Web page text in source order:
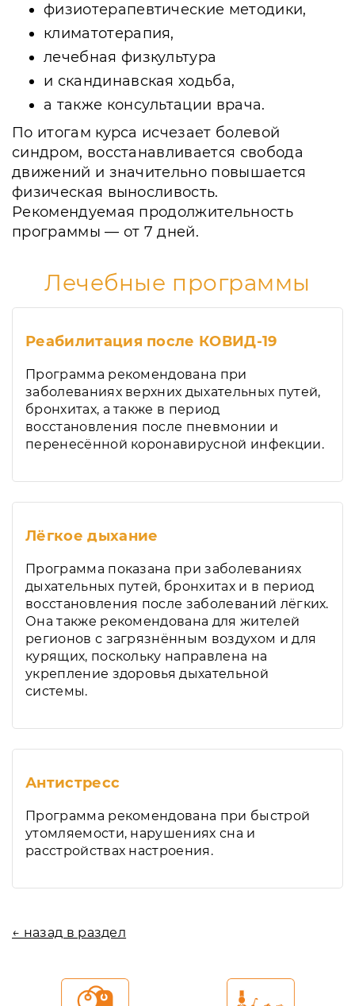
физиотерапевтические методики,
климатотерапия,
лечебная физкультура
и скандинавская ходьба,
а также консультации врача.
По итогам курса исчезает болевой
синдром, восстанавливается свобода
движений и значительно повышается
физическая выносливость.
Рекомендуемая продолжительность
программы — от 7 дней.
Лечебные программы
Реабилитация после КОВИД-19
Программа рекомендована при
заболеваниях верхних дыхательных путей,
бронхитах, а также в период
восстановления после пневмонии и
перенесённой коронавирусной инфекции.
Лёгкое дыхание
Программа показана при заболеваниях
дыхательных путей, бронхитах и в период
восстановления после заболеваний лёгких.
Она также рекомендована для жителей
регионов с загрязнённым воздухом и для
курящих, поскольку направлена на
укрепление здоровья дыхательной
системы.
Антистресс
Программа рекомендована при быстрой
утомляемости, нарушениях сна и
расстройствах настроения.
← назад в раздел